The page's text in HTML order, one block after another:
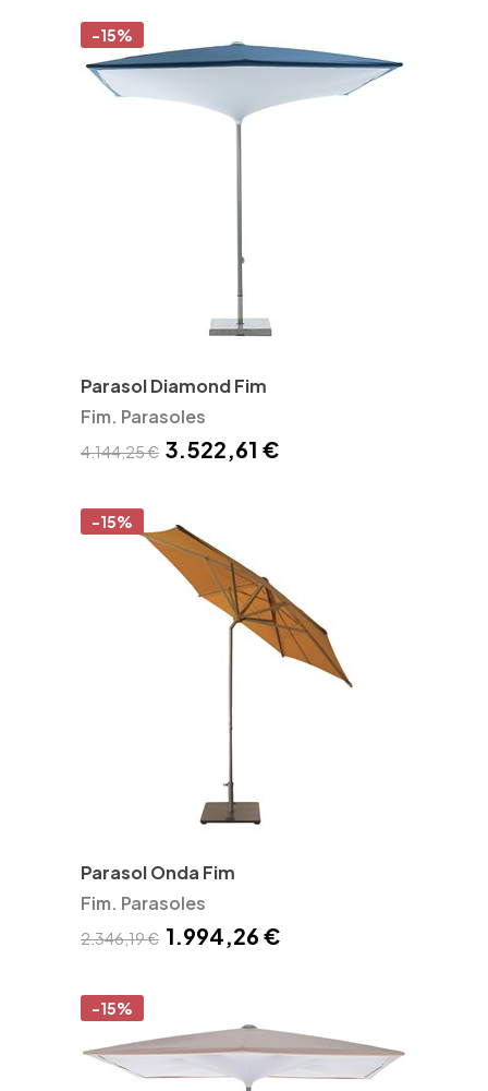
-15%
Parasol Diamond Fim
Fim. Parasoles
4.144,25 € 3.522,61 €
-15%
Parasol Onda Fim
Fim. Parasoles
2.346,19 € 1.994,26 €
-15%